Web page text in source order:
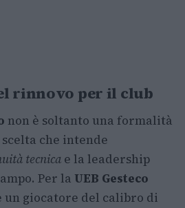
rinnovo per il club
non è soltanto una formalità
che intende
tecnica e la leadership
Per la UEB Gesteco
giocatore del calibro di